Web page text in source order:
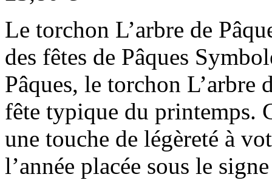
Le torchon L’arbre de
des fêtes de Pâques
Pâques, le torchon L’arbre
fête typique du printemps.
une touche de légèreté à
l’année placée sous le